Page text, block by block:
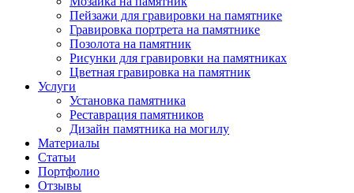
Пейзажи для гравировки на памятнике
Гравировка портрета на памятнике
Позолота на памятник
Рисунки для гравировки на памятниках
Цветная гравировка на памятник
Услуги
Установка памятника
Реставрация памятников
Дизайн памятника на могилу
Материалы
Статьи
Портфолио
Отзывы